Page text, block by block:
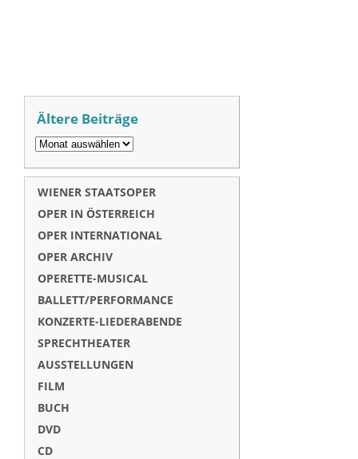
Ältere Beiträge
WIENER STAATSOPER
OPER IN ÖSTERREICH
OPER INTERNATIONAL
OPER ARCHIV
OPERETTE-MUSICAL
BALLETT/PERFORMANCE
KONZERTE-LIEDERABENDE
SPRECHTHEATER
AUSSTELLUNGEN
FILM
BUCH
DVD
CD